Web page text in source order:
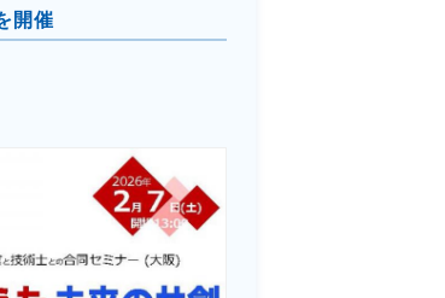
開催